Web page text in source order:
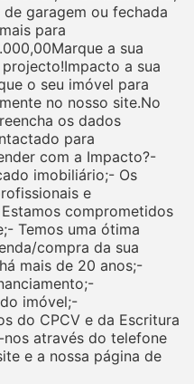
garagem ou fechada
para
a sua
a sua
o seu imóvel para
no nosso site.No
os dados
para
com a Impacto?-
imobiliário;- Os
e
comprometidos
Temos uma ótima
compra da sua
mais de 20 anos;-
imóvel;-
do CPCV e da Escritura
através do telefone
e a nossa página de